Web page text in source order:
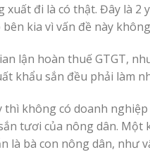
đi là có thật. Đây là
kia vì vấn đề này
lận hoàn thuế GTGT,
khẩu sắn đều phải làm
không có doanh
tươi của nông dân.
bà con nông dân, như